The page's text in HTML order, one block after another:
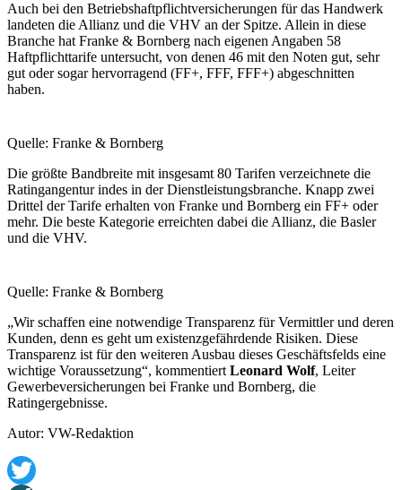
Auch bei den Betriebshaftpflichtversicherungen für das Handwerk
landeten die Allianz und die VHV an der Spitze. Allein in diese
Branche hat Franke & Bornberg nach eigenen Angaben 58
Haftpflichttarife untersucht, von denen 46 mit den Noten gut, sehr
gut oder sogar hervorragend (FF+, FFF, FFF+) abgeschnitten
haben.
Quelle: Franke & Bornberg
Die größte Bandbreite mit insgesamt 80 Tarifen verzeichnete die
Ratingangentur indes in der Dienstleistungsbranche. Knapp zwei
Drittel der Tarife erhalten von Franke und Bornberg ein FF+ oder
mehr. Die beste Kategorie erreichten dabei die Allianz, die Basler
und die VHV.
Quelle: Franke & Bornberg
„Wir schaffen eine notwendige Transparenz für Vermittler und deren
Kunden, denn es geht um existenzgefährdende Risiken. Diese
Transparenz ist für den weiteren Ausbau dieses Geschäftsfelds eine
wichtige Voraussetzung“, kommentiertLeonard Wolf, Leiter
Gewerbeversicherungen bei Franke und Bornberg, die
Ratingergebnisse.
Autor: VW-Redaktion